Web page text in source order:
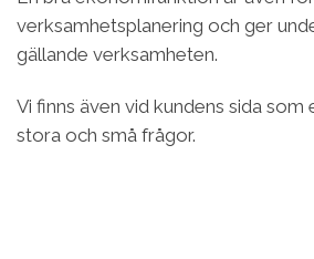
verksamhetsplanering och ger
gällande verksamheten.
Vi finns även vid kundens sida
stora och små frågor.